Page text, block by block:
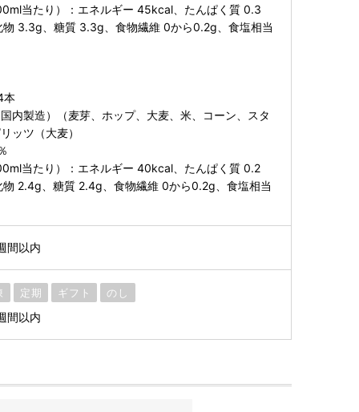
当たり）：エネルギー 45kcal、たんぱく質 0.3
3.3g、糖質 3.3g、食物繊維 0から0.2g、食塩相当
本
内製造）（麦芽、ホップ、大麦、米、コーン、スタ
ッツ（大麦）
当たり）：エネルギー 40kcal、たんぱく質 0.2
2.4g、糖質 2.4g、食物繊維 0から0.2g、食塩相当
間以内
定期 ギフト のし
間以内